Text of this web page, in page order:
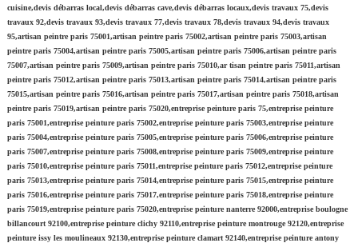
cuisine,devis débarras local,devis débarras cave,devis débarras locaux,devis travaux 75,devis
travaux 92,devis travaux 93,devis travaux 77,devis travaux 78,devis travaux 94,devis travaux
95,artisan peintre paris 75001,artisan peintre paris 75002,artisan peintre paris 75003,artisan
peintre paris 75004,artisan peintre paris 75005,artisan peintre paris 75006,artisan peintre paris
75007,artisan peintre paris 75009,artisan peintre paris 75010,ar tisan peintre paris 75011,artisan
peintre paris 75012,artisan peintre paris 75013,artisan peintre paris 75014,artisan peintre paris
75015,artisan peintre paris 75016,artisan peintre paris 75017,artisan peintre paris 75018,artisan
peintre paris 75019,artisan peintre paris 75020,entreprise peinture paris 75,entreprise peinture
paris 75001,entreprise peinture paris 75002,entreprise peinture paris 75003,entreprise peinture
paris 75004,entreprise peinture paris 75005,entreprise peinture paris 75006,entreprise peinture
paris 75007,entreprise peinture paris 75008,entreprise peinture paris 75009,entreprise peinture
paris 75010,entreprise peinture paris 75011,entreprise peinture paris 75012,entreprise peinture
paris 75013,entreprise peinture paris 75014,entreprise peinture paris 75015,entreprise peinture
paris 75016,entreprise peinture paris 75017,entreprise peinture paris 75018,entreprise peinture
paris 75019,entreprise peinture paris 75020,entreprise peinture nanterre 92000,entreprise boulogne
billancourt 92100,entreprise peinture clichy 92110,entreprise peinture montrouge 92120,entreprise
peinture issy les moulineaux 92130,entreprise peinture clamart 92140,entreprise peinture antony